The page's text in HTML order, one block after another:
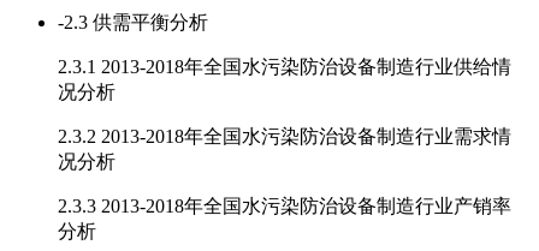
-2.3 供需平衡分析
2.3.1 2013-2018年全国水污染防治设备制造行业供给情
况分析
2.3.2 2013-2018年全国水污染防治设备制造行业需求情
况分析
2.3.3 2013-2018年全国水污染防治设备制造行业产销率
分析